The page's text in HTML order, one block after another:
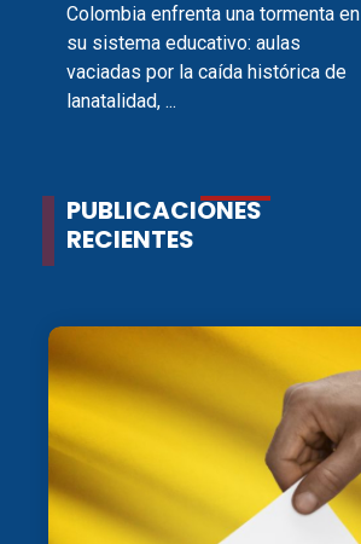
Colombia enfrenta una tormenta en
su sistema educativo: aulas
vaciadas por la caída histórica de
lanatalidad, ...
PUBLICACIONES
RECIENTES